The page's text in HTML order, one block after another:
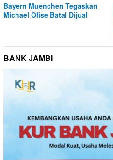
Bayern Muenchen Tegaskan
Michael Olise Batal Dijual
BANK JAMBI